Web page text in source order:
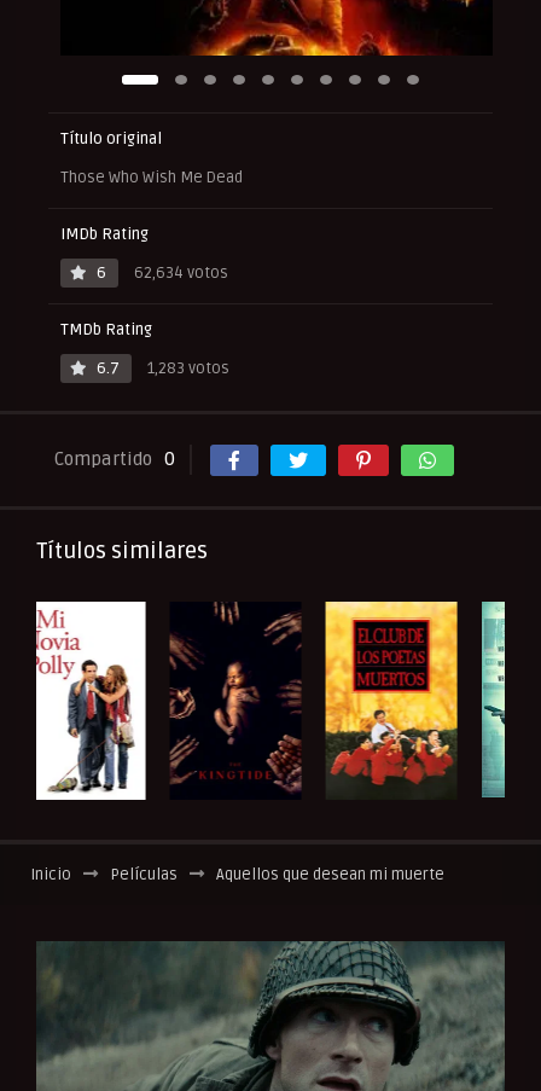
Título original
Those Who Wish Me Dead
IMDb Rating
6
62,634 votos
TMDb Rating
6.7
1,283 votos
Compartido 0
Títulos similares
Inicio Películas Aquellos que desean mi muerte